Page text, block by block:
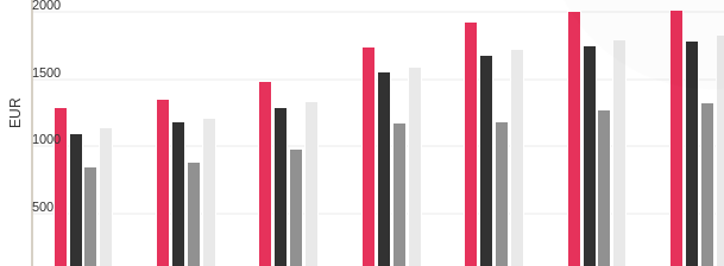
View as data table, Priemerný mesačný príjem/plat
The chart has 1 Y axis displaying EUR. Range: 0 to 2500.
EUR
500
1000
1500
2000